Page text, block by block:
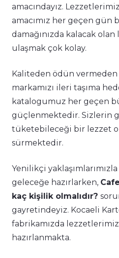
amacındayız.
amacımız her geçen gün
damağınızda kalacak
ulaşmak çok kolay.
Kaliteden ödün
markamızı ileri taşıma
katalogumuz her geçen
güçlenmektedir. Sizlerin
tüketebileceği bir lezzet
sürmektedir.
Yenilikçi
geleceğe hazırlarken,
kaç kişilik olmalıdır?
gayretindeyiz. Kocaeli
fabrikamızda
hazırlanmakta.